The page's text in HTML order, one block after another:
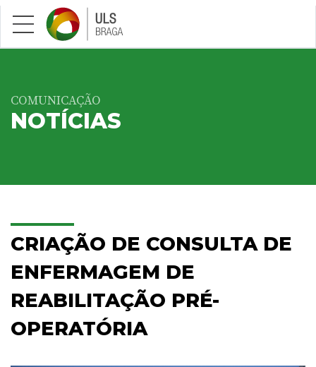
Saltar para conteúdo principal
COMUNICAÇÃO
NOTÍCIAS
CRIAÇÃO DE CONSULTA DE
ENFERMAGEM DE
REABILITAÇÃO PRÉ-
OPERATÓRIA